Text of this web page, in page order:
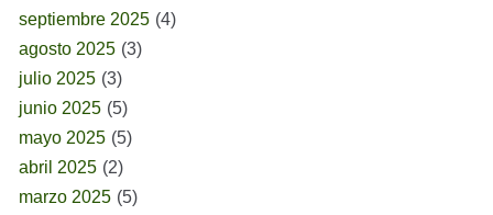
septiembre 2025 (4)
agosto 2025 (3)
julio 2025 (3)
junio 2025 (5)
mayo 2025 (5)
abril 2025 (2)
marzo 2025 (5)